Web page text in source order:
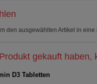
den ausgewählten Artikel in
gekauft haben,
D3 Tabletten